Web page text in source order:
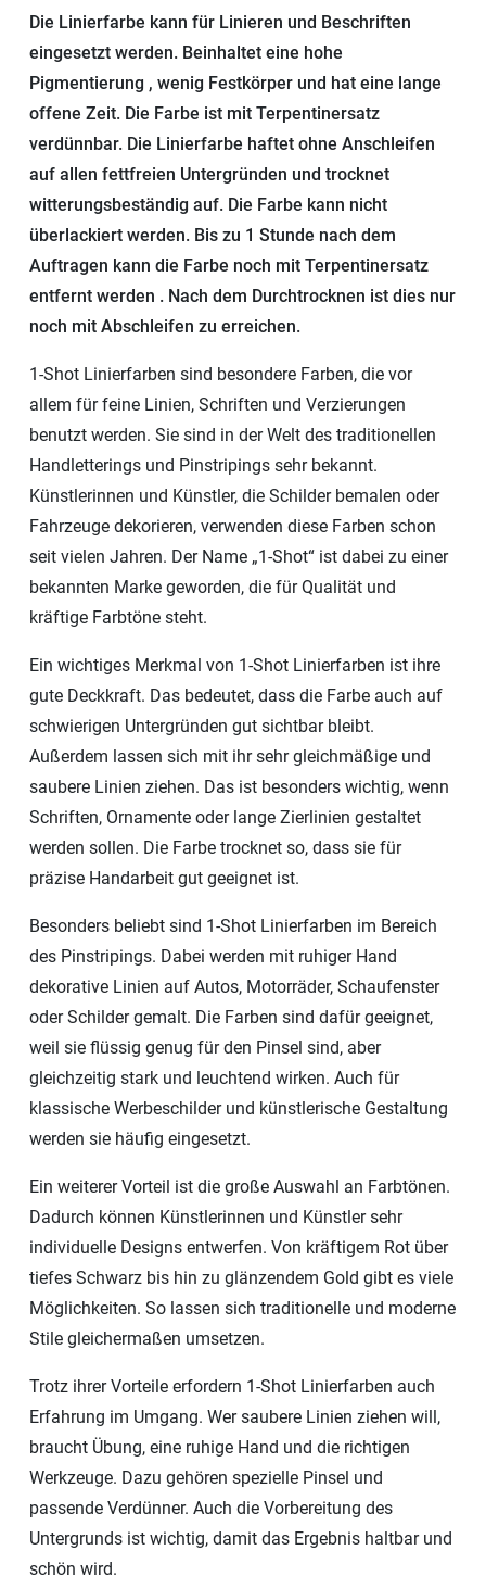
Die Linierfarbe kann für Linieren und Beschriften
eingesetzt werden. Beinhaltet eine hohe
Pigmentierung , wenig Festkörper und hat eine lange
offene Zeit. Die Farbe ist mit Terpentinersatz
verdünnbar. Die Linierfarbe haftet ohne Anschleifen
auf allen fettfreien Untergründen und trocknet
witterungsbeständig auf. Die Farbe kann nicht
überlackiert werden. Bis zu 1 Stunde nach dem
Auftragen kann die Farbe noch mit Terpentinersatz
entfernt werden . Nach dem Durchtrocknen ist dies nur
noch mit Abschleifen zu erreichen.
1-Shot Linierfarben sind besondere Farben, die vor
allem für feine Linien, Schriften und Verzierungen
benutzt werden. Sie sind in der Welt des traditionellen
Handletterings und Pinstripings sehr bekannt.
Künstlerinnen und Künstler, die Schilder bemalen oder
Fahrzeuge dekorieren, verwenden diese Farben schon
seit vielen Jahren. Der Name „1-Shot“ ist dabei zu einer
bekannten Marke geworden, die für Qualität und
kräftige Farbtöne steht.
Ein wichtiges Merkmal von 1-Shot Linierfarben ist ihre
gute Deckkraft. Das bedeutet, dass die Farbe auch auf
schwierigen Untergründen gut sichtbar bleibt.
Außerdem lassen sich mit ihr sehr gleichmäßige und
saubere Linien ziehen. Das ist besonders wichtig, wenn
Schriften, Ornamente oder lange Zierlinien gestaltet
werden sollen. Die Farbe trocknet so, dass sie für
präzise Handarbeit gut geeignet ist.
Besonders beliebt sind 1-Shot Linierfarben im Bereich
des Pinstripings. Dabei werden mit ruhiger Hand
dekorative Linien auf Autos, Motorräder, Schaufenster
oder Schilder gemalt. Die Farben sind dafür geeignet,
weil sie flüssig genug für den Pinsel sind, aber
gleichzeitig stark und leuchtend wirken. Auch für
klassische Werbeschilder und künstlerische Gestaltung
werden sie häufig eingesetzt.
Ein weiterer Vorteil ist die große Auswahl an Farbtönen.
Dadurch können Künstlerinnen und Künstler sehr
individuelle Designs entwerfen. Von kräftigem Rot über
tiefes Schwarz bis hin zu glänzendem Gold gibt es viele
Möglichkeiten. So lassen sich traditionelle und moderne
Stile gleichermaßen umsetzen.
Trotz ihrer Vorteile erfordern 1-Shot Linierfarben auch
Erfahrung im Umgang. Wer saubere Linien ziehen will,
braucht Übung, eine ruhige Hand und die richtigen
Werkzeuge. Dazu gehören spezielle Pinsel und
passende Verdünner. Auch die Vorbereitung des
Untergrunds ist wichtig, damit das Ergebnis haltbar und
schön wird.